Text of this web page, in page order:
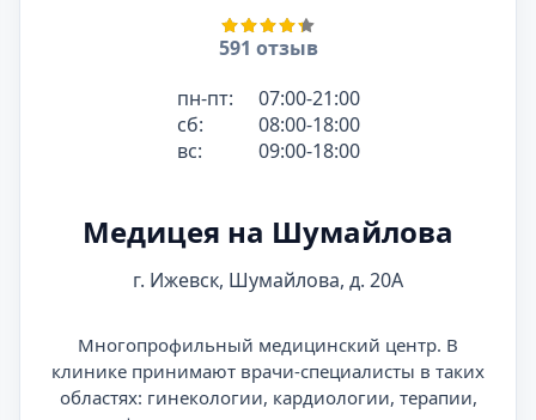
591 отзыв
пн-пт:
07:00-21:00
сб:
08:00-18:00
вс:
09:00-18:00
Медицея на Шумайлова
г. Ижевск, Шумайлова, д. 20А
Многопрофильный медицинский центр. В
клинике принимают врачи-специалисты в таких
областях: гинекологии, кардиологии, терапии,